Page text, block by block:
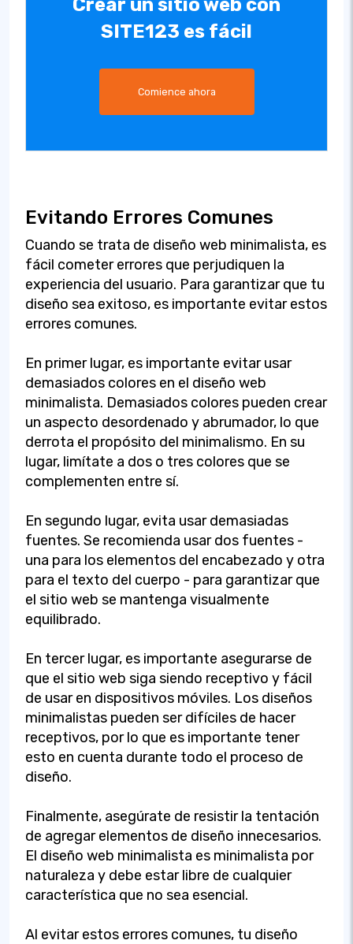
Crear un sitio web con
SITE123 es fácil
Comience ahora
Evitando Errores Comunes
Cuando se trata de diseño web minimalista, es
fácil cometer errores que perjudiquen la
experiencia del usuario. Para garantizar que tu
diseño sea exitoso, es importante evitar estos
errores comunes.
En primer lugar, es importante evitar usar
demasiados colores en el diseño web
minimalista. Demasiados colores pueden crear
un aspecto desordenado y abrumador, lo que
derrota el propósito del minimalismo. En su
lugar, limítate a dos o tres colores que se
complementen entre sí.
En segundo lugar, evita usar demasiadas
fuentes. Se recomienda usar dos fuentes -
una para los elementos del encabezado y otra
para el texto del cuerpo - para garantizar que
el sitio web se mantenga visualmente
equilibrado.
En tercer lugar, es importante asegurarse de
que el sitio web siga siendo receptivo y fácil
de usar en dispositivos móviles. Los diseños
minimalistas pueden ser difíciles de hacer
receptivos, por lo que es importante tener
esto en cuenta durante todo el proceso de
diseño.
Finalmente, asegúrate de resistir la tentación
de agregar elementos de diseño innecesarios.
El diseño web minimalista es minimalista por
naturaleza y debe estar libre de cualquier
característica que no sea esencial.
Al evitar estos errores comunes, tu diseño